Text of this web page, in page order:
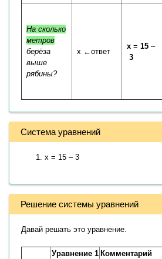
На сколько
метров
берёза
выше
рябины?
x ←ответ
x = 15 –
3
Система уравнений
x = 15 – 3
Решение системы уравнений
Давай решать это уравнение.
Уравнение 1 Комментарий